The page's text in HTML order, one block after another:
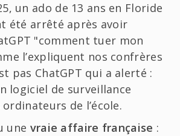
un ado de 13 ans en Floride
été arrêté après avoir
"comment tuer mon
l’expliquent nos confrères
pas ChatGPT qui a alerté :
logiciel de surveillance
de l’école.
une vraie affaire française :